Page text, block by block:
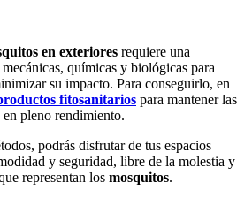
en exteriores requiere una
químicas y biológicas para
su impacto. Para conseguirlo, en
fitosanitarios para mantener las
pleno rendimiento.
podrás disfrutar de tus espacios
y seguridad, libre de la molestia y
representan los mosquitos.